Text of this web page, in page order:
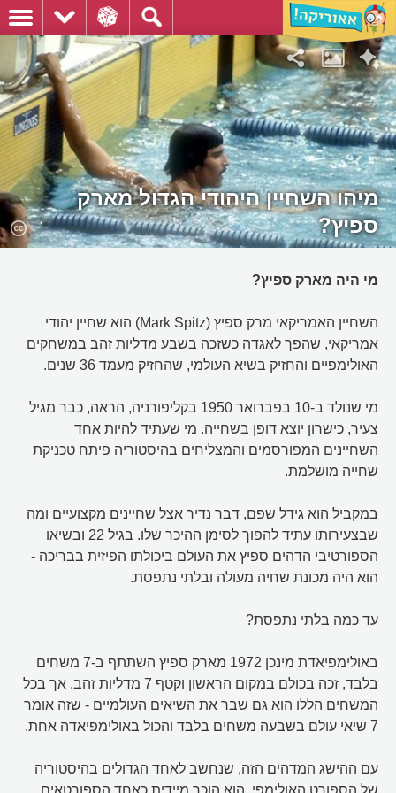
מיהו השחיין היהודי הגדול מארק
ספיץ?
מי היה מארק ספיץ?
השחיין האמריקאי מרק ספיץ (Mark Spitz) הוא שחיין יהודי
אמריקאי, שהפך לאגדה כשזכה בשבע מדליות זהב במשחקים
האולימפיים והחזיק בשיא העולמי, שהחזיק מעמד 36 שנים.
מי שנולד ב-10 בפברואר 1950 בקליפורניה, הראה, כבר מגיל
צעיר, כישרון יוצא דופן בשחייה. מי שעתיד להיות אחד
השחיינים המפורסמים והמצליחים בהיסטוריה פיתח טכניקת
שחייה מושלמת.
במקביל הוא גידל שפם, דבר נדיר אצל שחיינים מקצועיים ומה
שבצעירותו עתיד להפוך לסימן ההיכר שלו. בגיל 22 ובשיאו
הספורטיבי הדהים ספיץ את העולם ביכולתו הפיזית בבריכה -
הוא היה מכונת שחיה מעולה ובלתי נתפסת.
עד כמה בלתי נתפסת?
באולימפיאדת מינכן 1972 מארק ספיץ השתתף ב-7 משחים
בלבד, זכה בכולם במקום הראשון וקטף 7 מדליות זהב. אך בכל
המשחים הללו הוא גם שבר את השיאים העולמיים - שזה אומר
7 שיאי עולם בשבעה משחים בלבד והכול באולימפיאדה אחת.
עם ההישג המדהים הזה, שנחשב לאחד הגדולים בהיסטוריה
של הספורט האולימפי, הוא הוכר מיידית כאחד הספורטאים